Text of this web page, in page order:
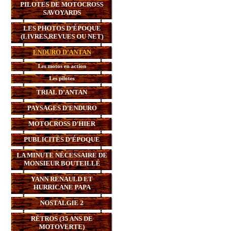
PILOTES DE MOTOCROSS
SAVOYARDS
LES PHOTOS D’ÉPOQUE
(LIVRES,REVUES OU NET)
ENDURO D’ANTAN
Les motos en action
Les pilotes
TRIAL D’ANTAN
PAYSAGES D’ENDURO
MOTOCROSS D’HIER
PUBLICITÉS D’ÉPOQUE
LA MINUTE NÉCESSAIRE DE
MONSIEUR BOUTEILLÉ
YANN RENAULD ET
HURRICANE PAPA
NOSTALGIE 2
RÉTROS (35 ANS DE
MOTOVERTE)